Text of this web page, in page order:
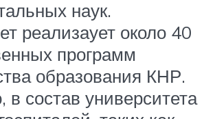
наук.
реализаует около 40
программ
образования КНР.
в состав университета